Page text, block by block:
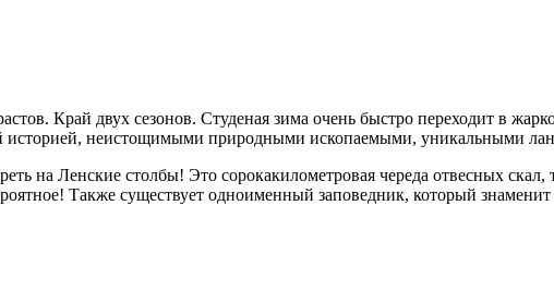
Край двух сезонов. Студеная зима очень быстро переходит в
историей, неистощимыми природными ископаемыми, уникальными
на Ленские столбы! Это сорокакилометровая череда отвесных
Также существует одноименный заповедник, который